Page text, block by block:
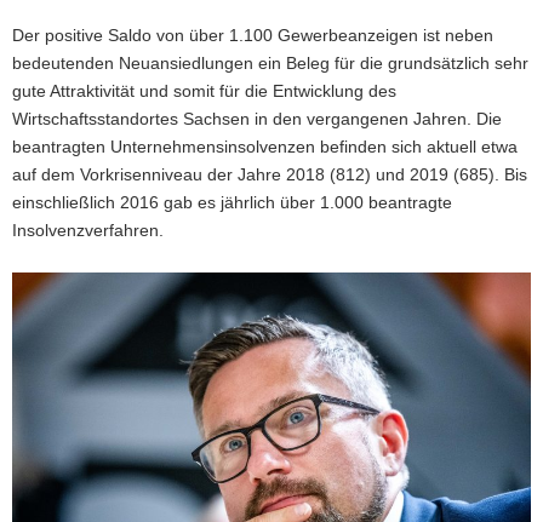
Der positive Saldo von über 1.100 Gewerbeanzeigen ist neben
bedeutenden Neuansiedlungen ein Beleg für die grundsätzlich sehr
gute Attraktivität und somit für die Entwicklung des
Wirtschaftsstandortes Sachsen in den vergangenen Jahren. Die
beantragten Unternehmensinsolvenzen befinden sich aktuell etwa
auf dem Vorkrisenniveau der Jahre 2018 (812) und 2019 (685). Bis
einschließlich 2016 gab es jährlich über 1.000 beantragte
Insolvenzverfahren.